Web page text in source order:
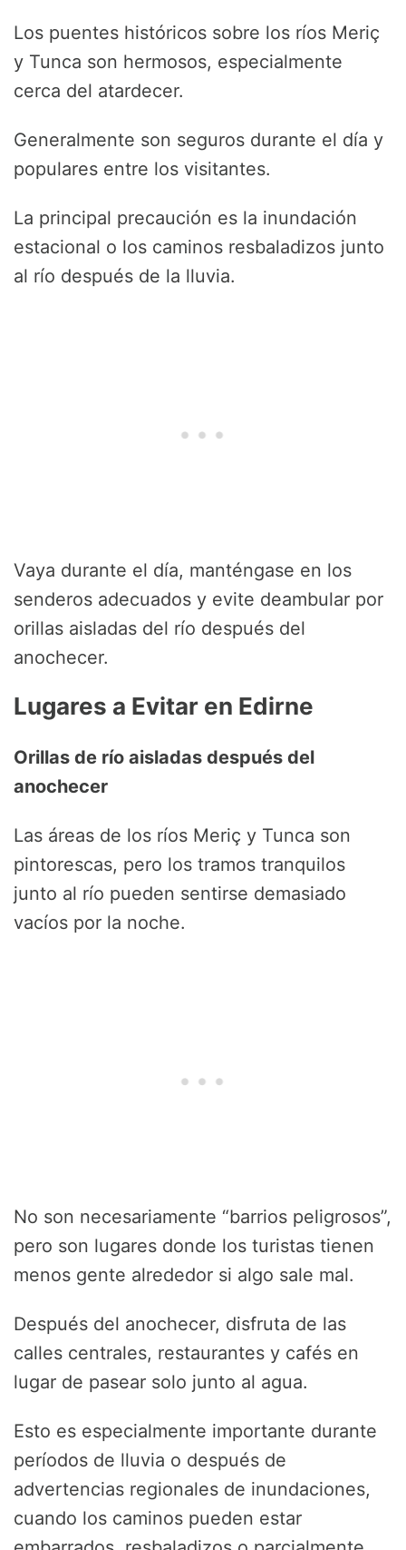
Los puentes históricos sobre los ríos Meriç
y Tunca son hermosos, especialmente
cerca del atardecer.
Generalmente son seguros durante el día y
populares entre los visitantes.
La principal precaución es la inundación
estacional o los caminos resbaladizos junto
al río después de la lluvia.
Vaya durante el día, manténgase en los
senderos adecuados y evite deambular por
orillas aisladas del río después del
anochecer.
Lugares a Evitar en Edirne
Orillas de río aisladas después del
anochecer
Las áreas de los ríos Meriç y Tunca son
pintorescas, pero los tramos tranquilos
junto al río pueden sentirse demasiado
vacíos por la noche.
No son necesariamente “barrios peligrosos”,
pero son lugares donde los turistas tienen
menos gente alrededor si algo sale mal.
Después del anochecer, disfruta de las
calles centrales, restaurantes y cafés en
lugar de pasear solo junto al agua.
Esto es especialmente importante durante
períodos de lluvia o después de
advertencias regionales de inundaciones,
cuando los caminos pueden estar